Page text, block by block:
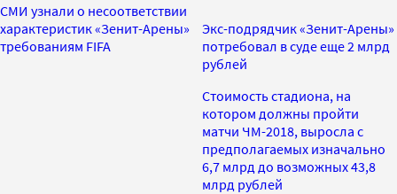
СМИ узнали о несоответствии
характеристик «Зенит-Арены»
требованиям FIFA
Экс-подрядчик «Зенит-Арены»
потребовал в суде еще 2 млрд
рублей
Стоимость стадиона, на
котором должны пройти
матчи ЧМ-2018, выросла с
предполагаемых изначально
6,7 млрд до возможных 43,8
млрд рублей